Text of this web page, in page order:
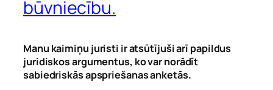
būvniecību.
Manu kaimiņu juristi ir atsūtījuši arī papildus
juridiskos argumentus, ko var norādīt
sabiedriskās apspriešanas anketās.